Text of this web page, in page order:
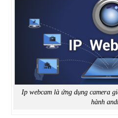
Ip webcam là ứng dụng camera
hành